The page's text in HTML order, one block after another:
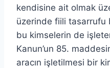
kendisine ait olmak
üzerinde fiili tasarrufu
bu kimselerin de
Kanun’un 85.
aracın işletilmesi bir